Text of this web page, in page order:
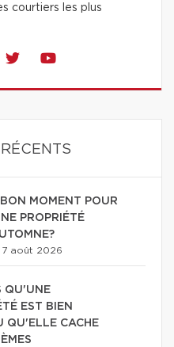
courtiers les plus
MOMENT POUR
PROPRIÉTÉ
7 août 2026
QU'UNE
EST BIEN
QU'ELLE CACHE